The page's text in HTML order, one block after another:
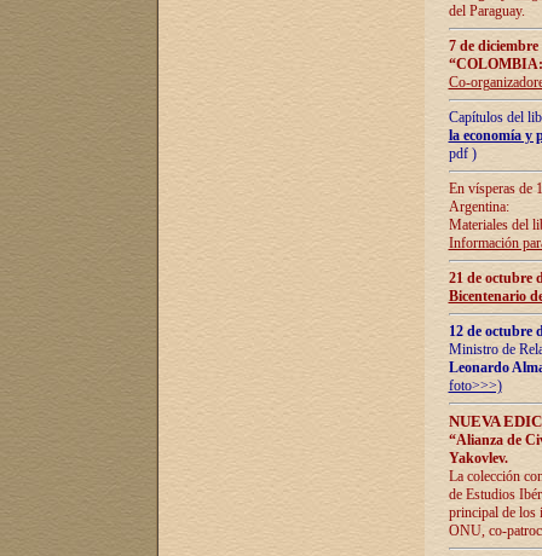
del Paraguay.
7 de
Co-
Capítulos del
la economía y
pdf )
En vísperas de
Argentina:
Materiales del
Información
21 de octubre
Bicentenario
12 de octubre
Ministro de
Leonardo
foto>>>)
NUEVA
“Alianza de
Yakovlev.
La colección
de Estudios
principal de los
ONU, co-